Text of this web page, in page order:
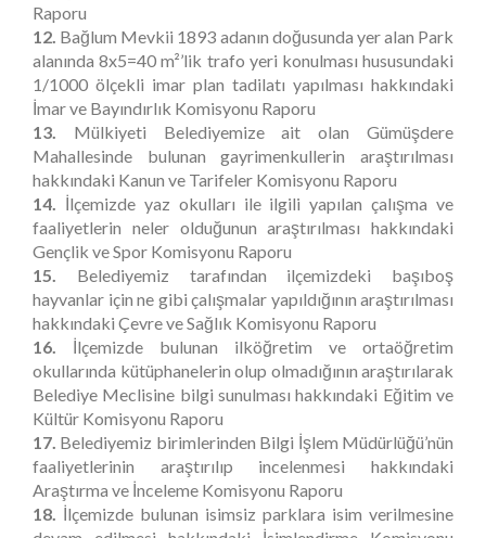
Raporu
12. Bağlum Mevkii 1893 adanın doğusunda yer alan Park
alanında 8x5=40 m²’lik trafo yeri konulması hususundaki
1/1000 ölçekli imar plan tadilatı yapılması hakkındaki
İmar ve Bayındırlık Komisyonu Raporu
13. Mülkiyeti Belediyemize ait olan Gümüşdere
Mahallesinde bulunan gayrimenkullerin araştırılması
hakkındaki Kanun ve Tarifeler Komisyonu Raporu
14. İlçemizde yaz okulları ile ilgili yapılan çalışma ve
faaliyetlerin neler olduğunun araştırılması hakkındaki
Gençlik ve Spor Komisyonu Raporu
15.
Belediyemiz tarafından ilçemizdeki başıboş
hayvanlar için ne gibi çalışmalar yapıldığının araştırılması
hakkındaki Çevre ve Sağlık Komisyonu Raporu
16. İlçemizde bulunan ilköğretim ve ortaöğretim
okullarında kütüphanelerin olup olmadığının araştırılarak
Belediye Meclisine bilgi sunulması hakkındaki Eğitim ve
Kültür Komisyonu Raporu
17. Belediyemiz birimlerinden Bilgi İşlem Müdürlüğü’nün
faaliyetlerinin araştırılıp incelenmesi hakkındaki
Araştırma ve İnceleme Komisyonu Raporu
18. İlçemizde bulunan isimsiz parklara isim verilmesine